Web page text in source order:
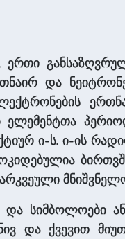
და
ელემენტთა
ი-ს. ი-ის
სიმბოლოები
და ქვევით